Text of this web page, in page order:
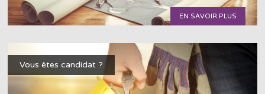
EN SAVOIR PLUS
Vous êtes candidat ?